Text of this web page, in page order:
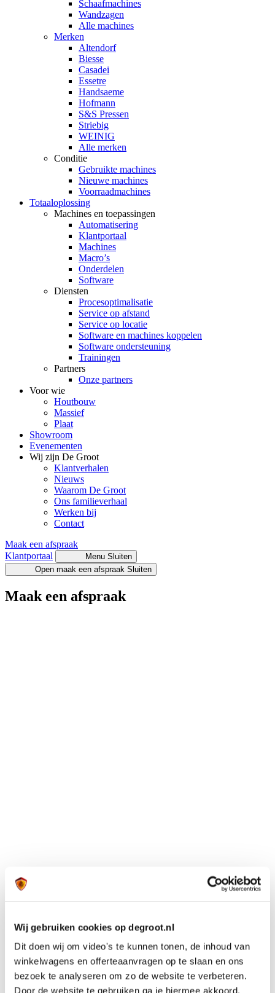
Wij gebruiken cookies op degroot.nl
Dit doen wij om video's te kunnen tonen, de inhoud van
winkelwagens en offerteaanvragen op te slaan en ons
bezoek te analyseren om zo de website te verbeteren.
Door de website te gebruiken ga je hiermee akkoord.
Schaafmachines
Wandzagen
Alle machines
Merken
Altendorf
Biesse
Casadei
Essetre
Handsaeme
Hofmann
S&S Pressen
Striebig
WEINIG
Alle merken
Conditie
Gebruikte machines
Nieuwe machines
Voorraadmachines
Totaaloplossing
Machines en toepassingen
Automatisering
Klantportaal
Machines
Macro’s
Onderdelen
Software
Diensten
Procesoptimalisatie
Service op afstand
Service op locatie
Software en machines koppelen
Software ondersteuning
Trainingen
Partners
Onze partners
Voor wie
Houtbouw
Massief
Plaat
Showroom
Evenementen
Wij zijn De Groot
Klantverhalen
Nieuws
Waarom De Groot
Ons familieverhaal
Werken bij
Contact
Maak een afspraak
Klantportaal
Menu Sluiten
Open maak een afspraak Sluiten
Maak een afspraak